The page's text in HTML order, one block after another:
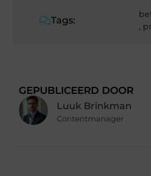
Tags:
,
GEPUBLICEERD DOOR
Luuk Brinkman
Contentmanager